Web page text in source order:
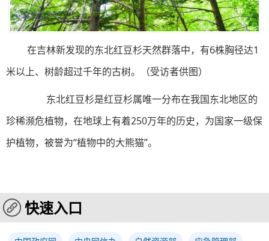
在吉林新发现的东北红豆杉天然群落中，有6株胸径达1
米以上、树龄超过千年的古树。（受访者供图）
东北红豆杉是红豆杉属唯一分布在我国东北地区的
珍稀濒危植物，在地球上有着250万年的历史，为国家一级保
护植物，被誉为“植物中的大熊猫”。
快速入口